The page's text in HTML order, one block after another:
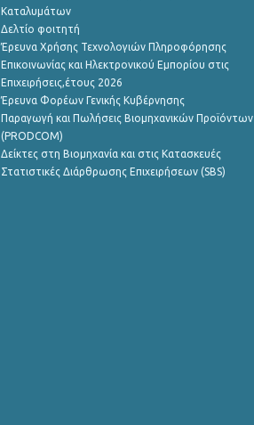
Καταλυμάτων
Δελτίο φοιτητή
Έρευνα Χρήσης Τεχνολογιών Πληροφόρησης
Επικοινωνίας και Ηλεκτρονικού Εμπορίου στις
Επιχειρήσεις,έτους 2026
Έρευνα Φορέων Γενικής Κυβέρνησης
Παραγωγή και Πωλήσεις Βιομηχανικών Προϊόντων
(PRODCOM)
Δείκτες στη Βιομηχανία και στις Κατασκευές
Στατιστικές Διάρθρωσης Επιχειρήσεων (SBS)